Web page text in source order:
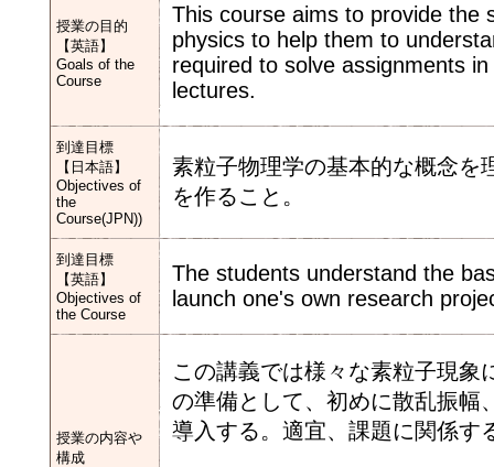
授業の目的
【英語】
Goals of the
Course
This course aims to provide the
physics to help them to
required to solve assignments
lectures.
到達目標
【日本語】
Objectives of
the
Course(JPN))
素粒子物理学の基本的な概念を
を作ること。
到達目標
【英語】
Objectives of
the Course
The students understand the
launch one's own research
授業の内容や
構成
この講義では様々な素粒子現象
の準備として、初めに散乱振幅
導入する。適宜、課題に関係す